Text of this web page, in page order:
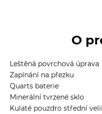
O
Leštěná povrchová úprava
Zapínání na přezku
Quarts baterie
Minerální tvrzené sklo
Kulaté pouzdro střední